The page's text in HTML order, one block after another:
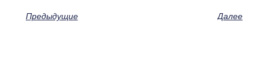
Предыдущие Далее